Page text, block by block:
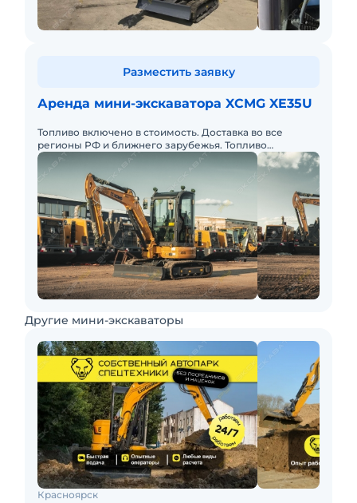
Аренда мини-экскаватора XCMG XE35U
Топливо включено в стоимость. Доставка во все
регионы РФ и ближнего зарубежья. Топливо
оплачивается отдельно.
Разместить заявку
Другие мини-экскаваторы
Красноярск